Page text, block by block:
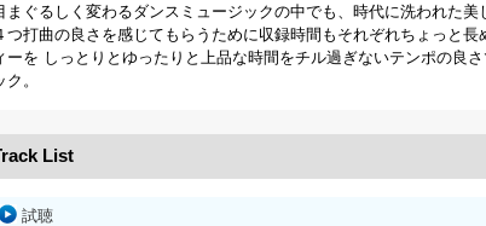
まぐるしく変わるダンスミュージックの中でも、時代に洗われた
つ打曲の良さを感じてもらうために収録時間もそれぞれちょっと
ーを しっとりとゆったりと上品な時間をチル過ぎないテンポの良
ク。
List
試聴